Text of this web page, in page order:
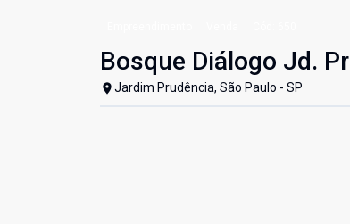
Bosque Diálogo Jd.
Jardim Prudência, São Paulo - SP